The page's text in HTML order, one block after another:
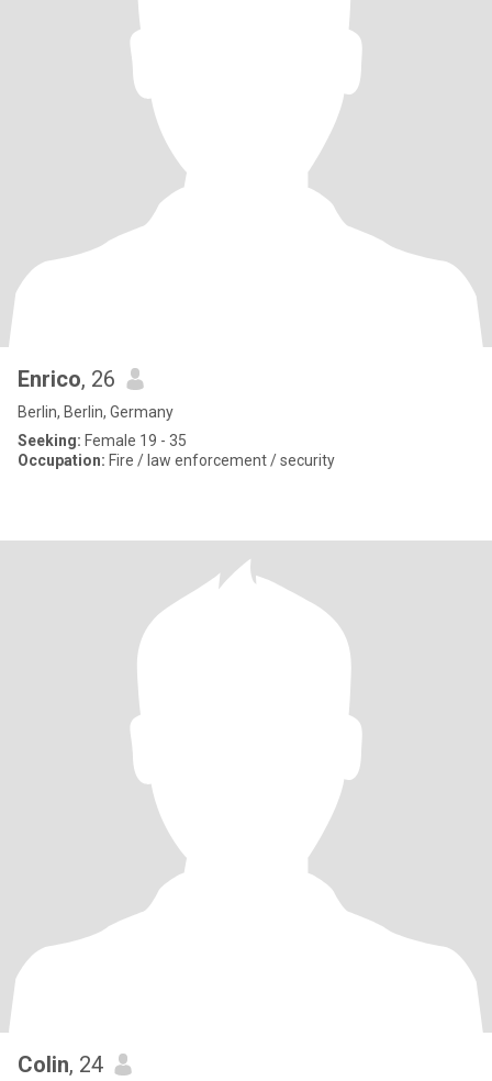
Enrico, 26
Berlin, Berlin, Germany
Seeking: Female 19 - 35
Occupation: Fire / law enforcement / security
Colin, 24